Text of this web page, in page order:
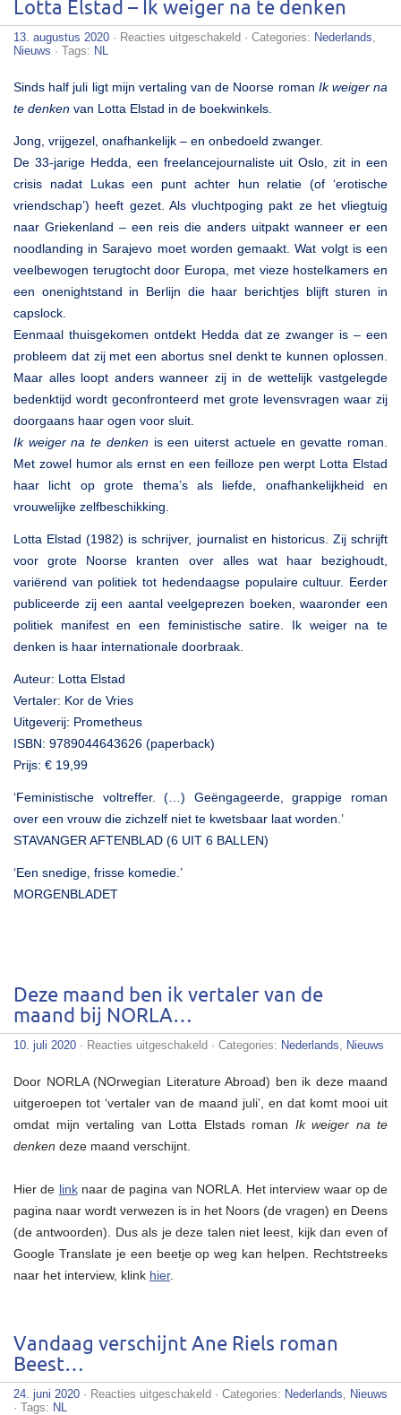
Lotta Elstad – Ik weiger na te denken
13. augustus 2020 · Reacties uitgeschakeldvoor
Ik
weiger
na
denken
· Categories: Nederlands,
Nieuws · Tags: NL
Sinds half juli ligt mijn vertaling van de Noorse roman Ik weiger na
te denken van Lotta Elstad in de boekwinkels.
Jong, vrijgezel, onafhankelijk – en onbedoeld zwanger.
De 33-jarige Hedda, een freelancejournaliste uit Oslo, zit in een
crisis nadat Lukas een punt achter hun relatie (of ‘erotische
vriendschap’) heeft gezet. Als vluchtpoging pakt ze het vliegtuig
naar Griekenland – een reis die anders uitpakt wanneer er een
noodlanding in Sarajevo moet worden gemaakt. Wat volgt is een
veelbewogen terugtocht door Europa, met vieze hostelkamers en
een onenightstand in Berlijn die haar berichtjes blijft sturen in
capslock.
Eenmaal thuisgekomen ontdekt Hedda dat ze zwanger is – een
probleem dat zij met een abortus snel denkt te kunnen oplossen.
Maar alles loopt anders wanneer zij in de wettelijk vastgelegde
bedenktijd wordt geconfronteerd met grote levensvragen waar zij
doorgaans haar ogen voor sluit.
Ik weiger na te denkenis een uiterst actuele en gevatte roman.
Met zowel humor als ernst en een feilloze pen werpt Lotta Elstad
haar licht op grote thema’s als liefde, onafhankelijkheid en
vrouwelijke zelfbeschikking.
Lotta Elstad (1982) is schrijver, journalist en historicus. Zij schrijft
voor grote Noorse kranten over alles wat haar bezighoudt,
variërend van politiek tot hedendaagse populaire cultuur. Eerder
publiceerde zij een aantal veelgeprezen boeken, waaronder een
politiek manifest en een feministische satire. Ik weiger na te
denken is haar internationale doorbraak.
Auteur: Lotta Elstad
Vertaler: Kor de Vries
Uitgeverij: Prometheus
ISBN: 9789044643626 (paperback)
Prijs: € 19,99
‘Feministische voltreffer. (…) Geëngageerde, grappige roman
over een vrouw die zichzelf niet te kwetsbaar laat worden.’
STAVANGER AFTENBLAD (6 UIT 6 BALLEN)
‘Een snedige, frisse komedie.’
MORGENBLADET
Deze maand ben ik vertaler van de
maand bij NORLA…
10. juli 2020 · Reacties uitgeschakeldvoor
ben
ik
vertaler
van
· Categories: Nederlands, Nieuws
Door NORLA (NOrwegian Literature Abroad) ben ik deze maand
uitgeroepen tot ‘vertaler van de maand juli’, en dat komt mooi uit
omdat mijn vertaling van Lotta Elstads roman Ik weiger na te
denken deze maand verschijnt.
Hier de linknaar de pagina van NORLA. Het interview waar op de
pagina naar wordt verwezen is in het Noors (de vragen) en Deens
(de antwoorden). Dus als je deze talen niet leest, kijk dan even of
Google Translate je een beetje op weg kan helpen. Rechtstreeks
naar het interview, klink hier.
Vandaag verschijnt Ane Riels roman
Beest…
24. juni 2020 · Reacties uitgeschakeldvoor
· Categories: Nederlands, Nieuws
· Tags: NL